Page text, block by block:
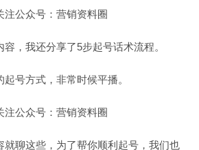
公众号：营销资料圈
我还分享了5步起号话术流程。
号方式，非常时候平播。
公众号：营销资料圈
聊这些，为了帮你顺利起号，我们也